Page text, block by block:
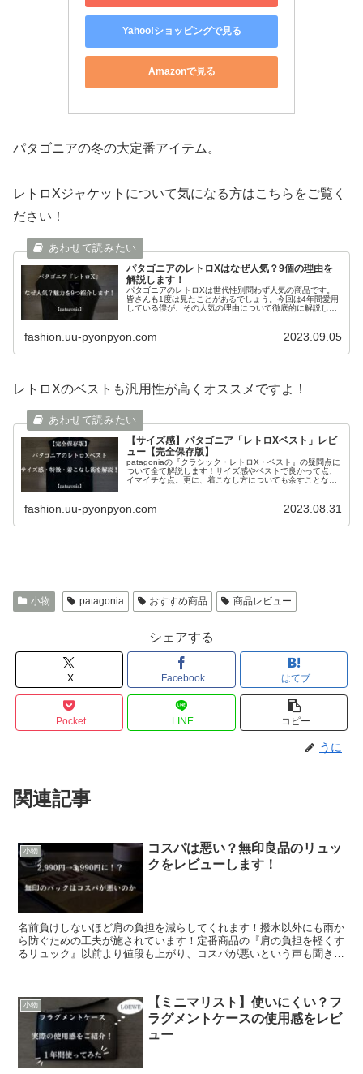
Yahoo!ショッピングで見る
Amazonで見る
パタゴニアの冬の大定番アイテム。
レトロXジャケットについて気になる方はこちらをご覧く
ださい！
パタゴニアのレトロXはなぜ人気？9個の理由を
解説します！
パタゴニアのレトロXは世代性別問わず人気の商品です。
皆さんも1度は見たことがあるでしょう。今回は4年間愛用
している僕が、その人気の理由について徹底的に解説して
fashion.uu-pyonpyon.com 2023.09.05
レトロXのベストも汎用性が高くオススメですよ！
【サイズ感】パタゴニア「レトロXベスト」レビ
ュー【完全保存版】
patagoniaの『クラシック・レトロX・ベスト』の疑問点に
ついて全て解説します！サイズ感やベストで良かって点、
イマイチな点。更に、着こなし方についても余すことなく
fashion.uu-pyonpyon.com 2023.08.31
小物 patagonia おすすめ商品 商品レビュー
シェアする
X Facebook はてブ
Pocket LINE コピー
うに
関連記事
小物
コスパは悪い？無印良品のリュッ
クをレビューします！
名前負けしないほど肩の負担を減らしてくれます！撥水以外にも雨か
ら防ぐための工夫が施されています！定番商品の『肩の負担を軽くす
るリュック』以前より値段も上がり、コスパが悪いという声も聞きま
小物
【ミニマリスト】使いにくい？フ
ラグメントケースの使用感をレビ
ュー